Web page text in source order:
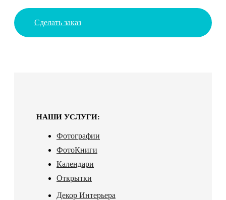
Сделать заказ
НАШИ УСЛУГИ:
Фотографии
ФотоКниги
Календари
Открытки
Декор Интерьера